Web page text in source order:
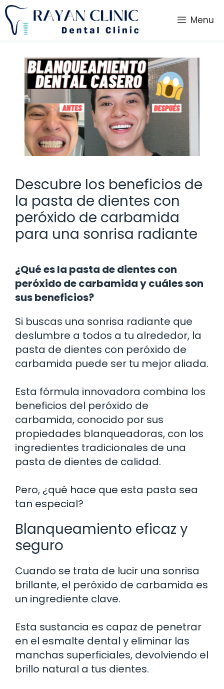
Saltar
al
contenido
Menu
Descubre los beneficios de
la pasta de dientes con
peróxido de carbamida
para una sonrisa radiante
¿Qué es la pasta de dientes con
peróxido de carbamida y cuáles son
sus beneficios?
Si buscas una sonrisa radiante que
deslumbre a todos a tu alrededor, la
pasta de dientes con peróxido de
carbamida puede ser tu mejor aliada.
Esta fórmula innovadora combina los
beneficios del peróxido de
carbamida, conocido por sus
propiedades blanqueadoras, con los
ingredientes tradicionales de una
pasta de dientes de calidad.
Pero, ¿qué hace que esta pasta sea
tan especial?
Blanqueamiento eficaz y
seguro
Cuando se trata de lucir una sonrisa
brillante, el peróxido de carbamida es
un ingrediente clave.
Esta sustancia es capaz de penetrar
en el esmalte dental y eliminar las
manchas superficiales, devolviendo el
brillo natural a tus dientes.